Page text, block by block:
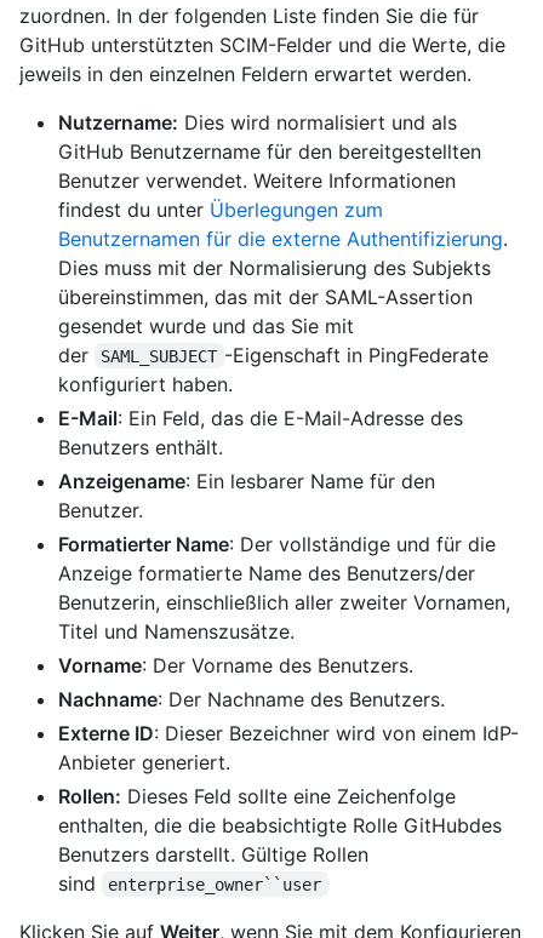
zuordnen. In der folgenden Liste finden Sie die für
GitHub unterstützten SCIM-Felder und die Werte, die
jeweils in den einzelnen Feldern erwartet werden.
Nutzername: Dies wird normalisiert und als
GitHub Benutzername für den bereitgestellten
Benutzer verwendet. Weitere Informationen
findest du unter Überlegungen zum
Benutzernamen für die externe Authentifizierung.
Dies muss mit der Normalisierung des Subjekts
übereinstimmen, das mit der SAML-Assertion
gesendet wurde und das Sie mit
der
SAML_SUBJECT -Eigenschaft in PingFederate
konfiguriert haben.
E-Mail: Ein Feld, das die E-Mail-Adresse des
Benutzers enthält.
Anzeigename: Ein lesbarer Name für den
Benutzer.
Formatierter Name: Der vollständige und für die
Anzeige formatierte Name des Benutzers/der
Benutzerin, einschließlich aller zweiter Vornamen,
Titel und Namenszusätze.
Vorname: Der Vorname des Benutzers.
Nachname: Der Nachname des Benutzers.
Externe ID: Dieser Bezeichner wird von einem IdP-
Anbieter generiert.
Rollen: Dieses Feld sollte eine Zeichenfolge
enthalten, die die beabsichtigte Rolle GitHubdes
Benutzers darstellt. Gültige Rollen
sind
enterprise_owner``user
Klicken Sie auf Weiter, wenn Sie mit dem Konfigurieren